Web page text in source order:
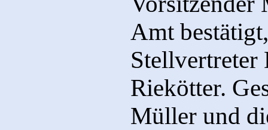
Amt
Riekötter.
Müller und